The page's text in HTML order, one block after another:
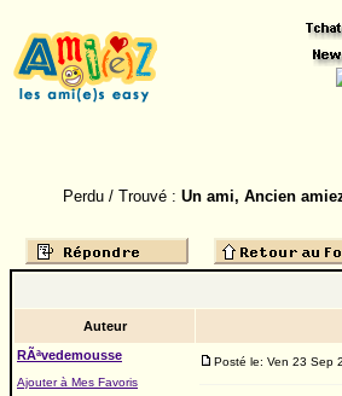
Perdu / Trouvé : Un ami, Ancien
Auteur
RÃªvedemousse
Ajouter à Mes Favoris
Posté le: Ven 23 Sep